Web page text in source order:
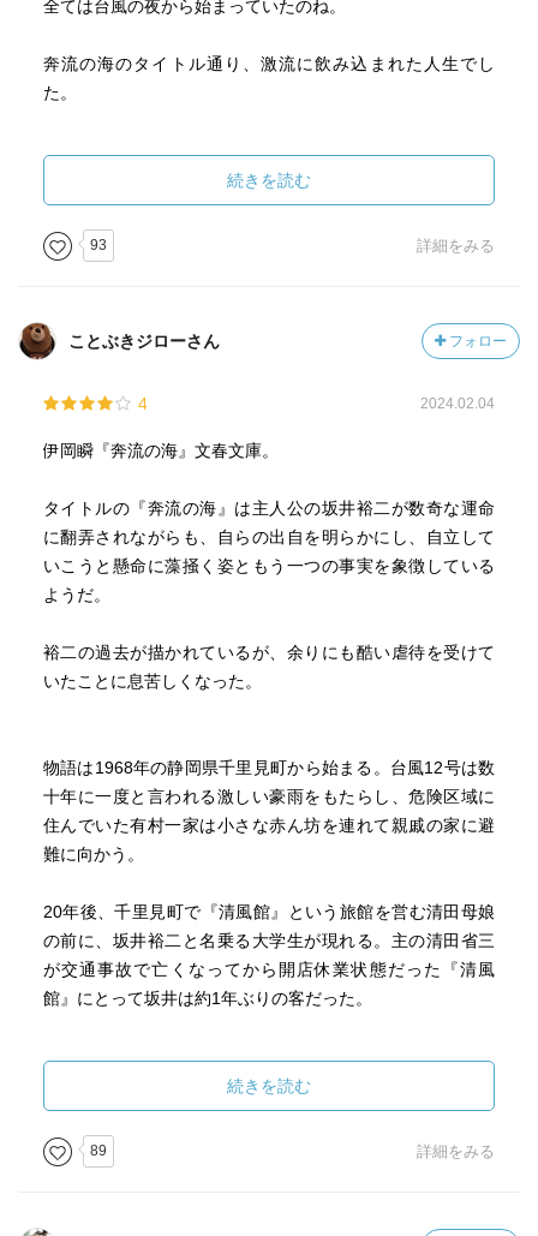
全ては台風の夜から始まっていたのね。
奔流の海のタイトル通り、激流に飲み込まれた人生でし
た。
とてもいやぁな気持ちになりました。
伊岡さんの物語にはこうした嫌な描写が良くありますよ
ね。
ベガの話で過去と自身がつながっているのがとても良い。
お勧めです。
続きを読む
93 詳細をみる
ことぶきジローさん フォロー
4 2024.02.04
伊岡瞬『奔流の海』文春文庫。
タイトルの『奔流の海』は主人公の坂井裕二が数奇な運命
に翻弄されながらも、自らの出自を明らかにし、自立して
いこうと懸命に藻掻く姿ともう一つの事実を象徴している
ようだ。
裕二の過去が描かれているが、余りにも酷い虐待を受けて
いたことに息苦しくなった。
物語は1968年の静岡県千里見町から始まる。台風12号は数
十年に一度と言われる激しい豪雨をもたらし、危険区域に
住んでいた有村一家は小さな赤ん坊を連れて親戚の家に避
難に向かう。
20年後、千里見町で『清風館』という旅館を営む清田母娘
の前に、坂井裕二と名乗る大学生が現れる。主の清田省三
が交通事故で亡くなってから開店休業状態だった『清風
館』にとって坂井は約1年ぶりの客だった。
が、母を一人にするのが躊躇われ、『清風館』に留まって
いた。そこに現れたのが坂井裕二で、彼の存在が千遥の大
学進学への思いを後押しすることになる。また裕二は過去
に何か事情があったらしく、その謎に千遥は惹きつけられ
続きを読む
89 詳細をみる